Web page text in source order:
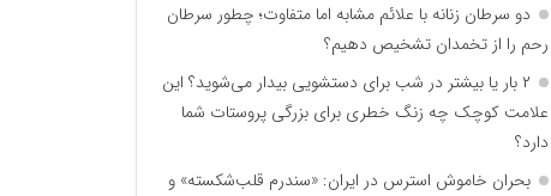
دو سرطان زنانه با علائم مشابه اما متفاوت؛ چطور سرطان
رحم را از تخمدان تشخیص دهیم؟
۲ بار یا بیشتر در شب برای دستشویی بیدار می‌شوید؟ این
علامت کوچک چه زنگ خطری برای بزرگی پروستات شما
دارد؟
بحران خاموش استرس در ایران: «سندرم قلب‌شکسته» و